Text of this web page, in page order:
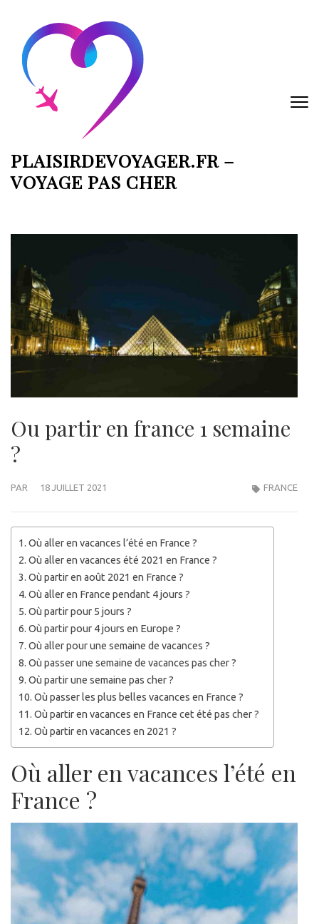
contenu
(Pressez
Entrée)
PLAISIRDEVOYAGER.FR –
VOYAGE PAS CHER
Ou partir en france 1 semaine
?
PAR 18 JUILLET 2021 FRANCE
Où aller en vacances l’été en France ?
Où aller en vacances été 2021 en France ?
Où partir en août 2021 en France ?
Où aller en France pendant 4 jours ?
Où partir pour 5 jours ?
Où partir pour 4 jours en Europe ?
Où aller pour une semaine de vacances ?
Où passer une semaine de vacances pas cher ?
Où partir une semaine pas cher ?
Où passer les plus belles vacances en France ?
Où partir en vacances en France cet été pas cher ?
Où partir en vacances en 2021 ?
Où aller en vacances l’été en
France ?